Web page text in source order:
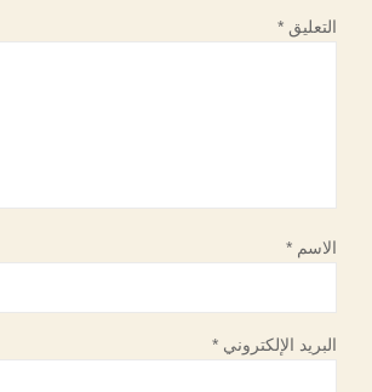
التعليق*
الاسم*
البريد الإلكتروني*